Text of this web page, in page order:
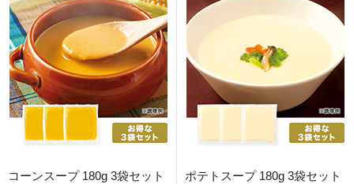
コーンスープ 180g 3袋セット
ポテトスープ 180g 3袋セット